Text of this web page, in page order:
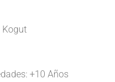
Kogut
+10 Años